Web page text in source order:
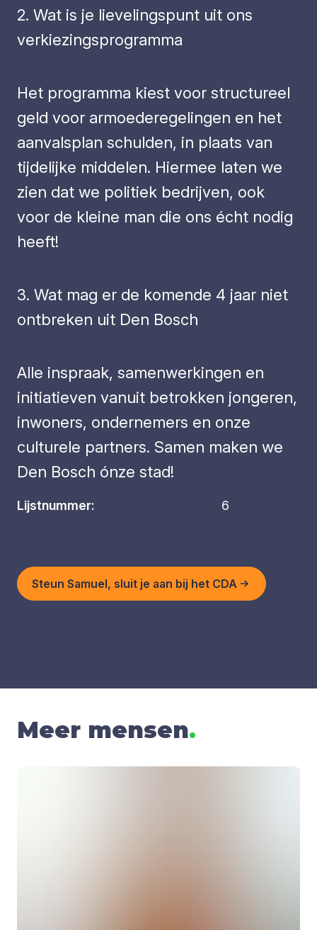
2. Wat is je lievelingspunt uit ons
verkiezingsprogramma
Het programma kiest voor structureel
geld voor armoederegelingen en het
aanvalsplan schulden, in plaats van
tijdelijke middelen. Hiermee laten we
zien dat we politiek bedrijven, ook
voor de kleine man die ons écht nodig
heeft!
3. Wat mag er de komende 4 jaar niet
ontbreken uit Den Bosch
Alle inspraak, samenwerkingen en
initiatieven vanuit betrokken jongeren,
inwoners, ondernemers en onze
culturele partners. Samen maken we
Den Bosch ónze stad!
Lijstnummer: 6
Steun Samuel, sluit je aan bij het CDA
Meer mensen.